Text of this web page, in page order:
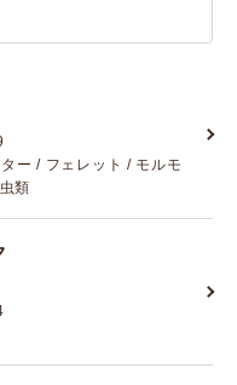
ー / フェレット / モルモ
類